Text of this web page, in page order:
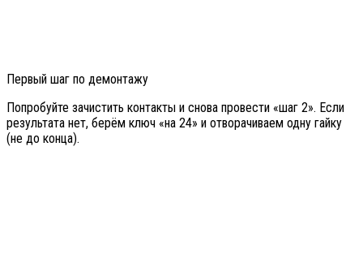
Первый шаг по демонтажу
Попробуйте зачистить контакты и снова провести «шаг 2». Если
результата нет, берём ключ «на 24» и отворачиваем одну гайку
(не до конца).